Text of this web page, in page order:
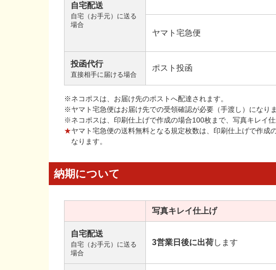
自宅配送
自宅（お手元）に送る
場合
ヤマト宅急便
投函代行
直接相手に届ける場合
ポスト投函
※ネコポスは、お届け先のポストへ配達されます。
※ヤマト宅急便はお届け先での受領確認が必要（手渡し）になりま
※ネコポスは、印刷仕上げで作成の場合100枚まで、写真キレイ
★ヤマト宅急便の送料無料となる規定枚数は、印刷仕上げで作
なります。
納期について
写真キレイ仕上げ
自宅配送
自宅（お手元）に送る
場合
3営業日後に出荷します